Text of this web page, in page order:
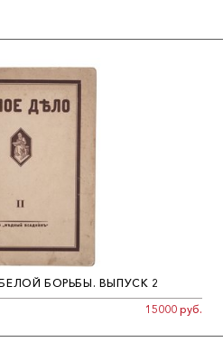
БОРЬБЫ. ВЫПУСК 2
15000 руб.